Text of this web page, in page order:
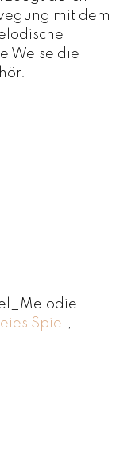
mit dem
Weise die
Spiel ,